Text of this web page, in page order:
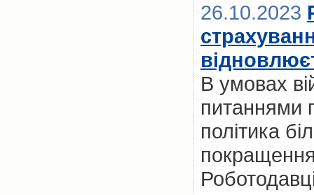
26.10.2023
В умовах
питаннями
політика